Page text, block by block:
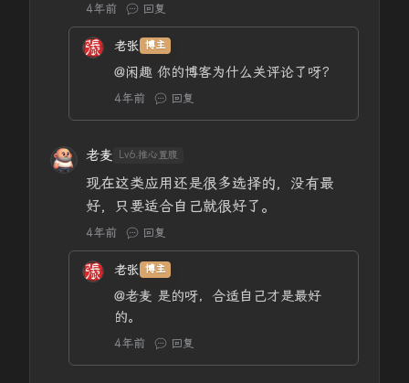
4年前 回复
老张 博主
@闲趣 你的博客为什么关评论了呀？
4年前 回复
老麦 Lv6.推心置腹
现在这类应用还是很多选择的，没有最
好，只要适合自己就很好了。
4年前 回复
老张 博主
@老麦 是的呀，合适自己才是最好
的。
4年前 回复